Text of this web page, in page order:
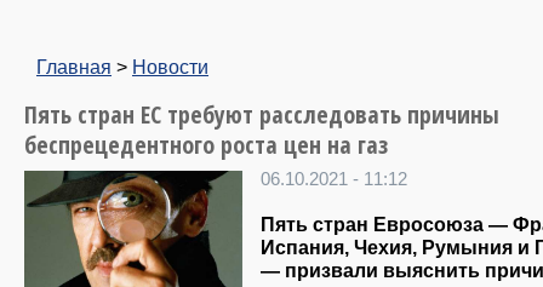
Главная > Новости
Пять стран ЕС требуют расследовать причины
беспрецедентного роста цен на газ
06.10.2021 - 11:12
Пять стран Евросоюза —
Испания, Чехия, Румыния и
— призвали выяснить